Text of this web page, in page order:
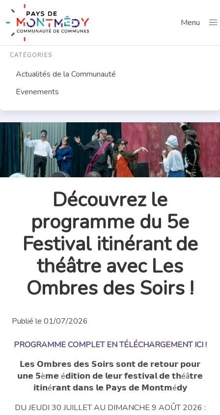
Menu
CATÉGORIES
Actualités de la Communauté
Evenements
Découvrez le
programme du 5e
Festival itinérant de
théâtre avec Les
Ombres des Soirs !
Publié le 01/07/2026
PROGRAMME COMPLET EN TÉLÉCHARGEMENT ICI !
𝗟𝗲𝘀 𝗢𝗺𝗯𝗿𝗲𝘀 𝗱𝗲𝘀 𝗦𝗼𝗶𝗿𝘀 𝘀𝗼𝗻𝘁 𝗱𝗲 𝗿𝗲𝘁𝗼𝘂𝗿 𝗽𝗼𝘂𝗿
𝘂𝗻𝗲 𝟱è𝗺𝗲 é𝗱𝗶𝘁𝗶𝗼𝗻 𝗱𝗲 𝗹𝗲𝘂𝗿 𝗳𝗲𝘀𝘁𝗶𝘃𝗮𝗹 𝗱𝗲 𝘁𝗵éâ𝘁𝗿𝗲
𝗶𝘁𝗶𝗻é𝗿𝗮𝗻𝘁 𝗱𝗮𝗻𝘀 𝗹𝗲 𝗣𝗮𝘆𝘀 𝗱𝗲 𝗠𝗼𝗻𝘁𝗺é𝗱𝘆
DU JEUDI 30 JUILLET AU DIMANCHE 9 AOÛT 2026 :